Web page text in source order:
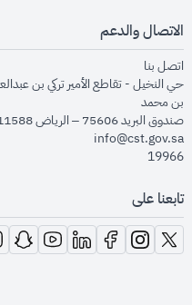
الاتصال والدعم
اتصل بنا
حي النخيل - تقاطع الأمير تركي بن
بن محمد
صندوق البريد 75606 – الرياض 11588
info@cst.gov.sa
19966
تابعنا على
opens in new window
opens in new window
opens in new window
in new window
window